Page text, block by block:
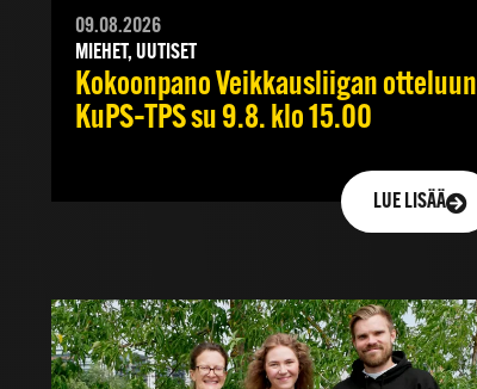
09.08.2026
MIEHET, UUTISET
Kokoonpano Veikkausliigan otteluun
KuPS–TPS su 9.8. klo 15.00
LUE LISÄÄ